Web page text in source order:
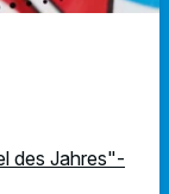
des Jahres"-